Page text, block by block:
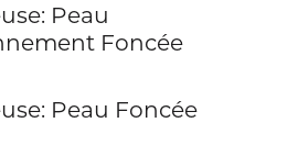
Peau
Foncée
Peau Foncée